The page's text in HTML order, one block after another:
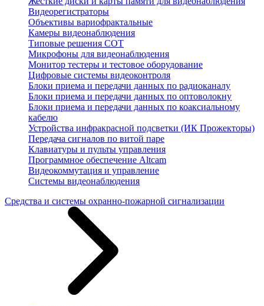
Видеорегистраторы
Объективы вариофрактальные
Камеры видеонаблюдения
Типовые решения СОТ
Микрофоны для видеонаблюдения
Монитор тестеры и тестовое оборудование
Цифровые системы видеоконтроля
Блоки приема и передачи данных по радиоканалу
Блоки приема и передачи данных по оптоволокну
Блоки приема и передачи данных по коаксиальному
кабелю
Устройства инфракрасной подсветки (ИК Прожекторы)
Передача сигналов по витой паре
Клавиатуры и пульты управления
Программное обеспечение Altcam
Видеокоммутация и управление
Системы видеонаблюдения
Средства и системы охранно-пожарной сигнализации